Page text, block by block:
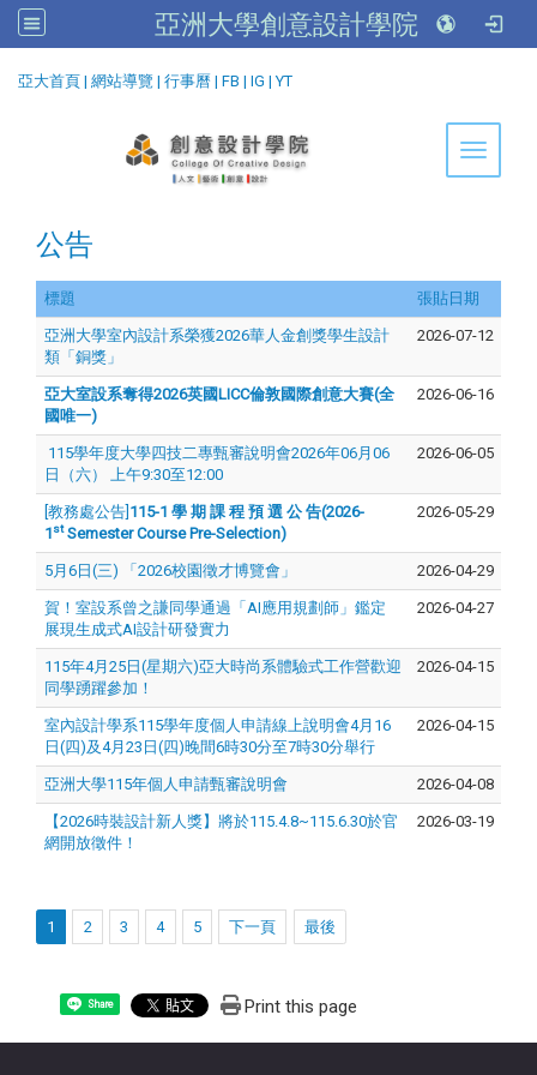
亞洲大學創意設計學院
亞大首頁 | 網站導覽 | 行事曆 | FB | IG | YT
Toggle
公告
標題 張貼日期
亞洲大學室內設計系榮獲2026華人金創獎學生設計
類「銅獎」
2026-07-12
亞大室設系奪得2026英國 LICC倫敦國際創意大賽(全
國唯一)
2026-06-16
115學年度大學四技二專甄審說明會2026年06月06
日（六） 上午9:30至12:00
2026-06-05
[教務處公告] 115-1 學 期 課 程 預 選 公 告(2026-
1stSemester Course Pre-Selection)
2026-05-29
5月6日(三) 「2026校園徵才博覽會」 2026-04-29
賀！室設系曾之謙同學通過「AI應用規劃師」鑑定
展現生成式AI設計研發實力
2026-04-27
115年4月25日(星期六)亞大時尚系體驗式工作營歡迎
同學踴躍參加！
2026-04-15
室內設計學系115學年度個人申請線上說明會4月16
日(四)及4月23日(四)晚間6時30分至7時30分舉行
2026-04-15
亞洲大學115年個人申請甄審說明會 2026-04-08
【2026時裝設計新人獎】將於115.4.8~115.6.30於官
網開放徵件！
2026-03-19
1 2 3 4 5 下一頁 最後
Share Print this page